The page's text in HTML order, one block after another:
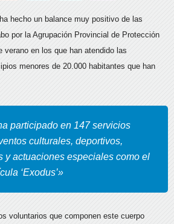
hecho un balance muy positivo de las
por la Agrupación Provincial de Protección
verano en los que han atendido las
menores de 20.000 habitantes que han
participado en 147 servicios
culturales, deportivos,
y actuaciones especiales como el
‘Exodus’»
voluntarios que componen este cuerpo